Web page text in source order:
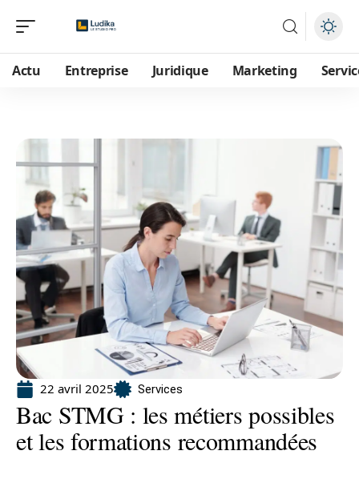
Actu Entreprise Juridique Marketing
22 avril 2025 Services
Bac STMG : les métiers possibles
et les formations recommandées